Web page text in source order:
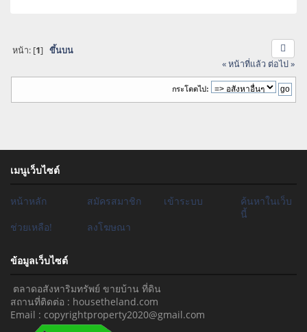
หน้า: [1] ขึ้นบน
« หน้าที่แล้ว ต่อไป »
กระโดดไป:
เมนูเว็บไซต์
หน้าหลัก สมัครสมาชิก เข้าระบบ
ค้นหาในเว็บ
นี้
ช่วยเหลือ!
ลงโฆษณา
ข้อมูลเว็บไซต์
ตลาดอสังหาริมทรัพย์ ขายบ้าน ที่ดิน
สถานที่ติดต่อ : housetheland.com
Email : copyrightproperty2020@gmail.com